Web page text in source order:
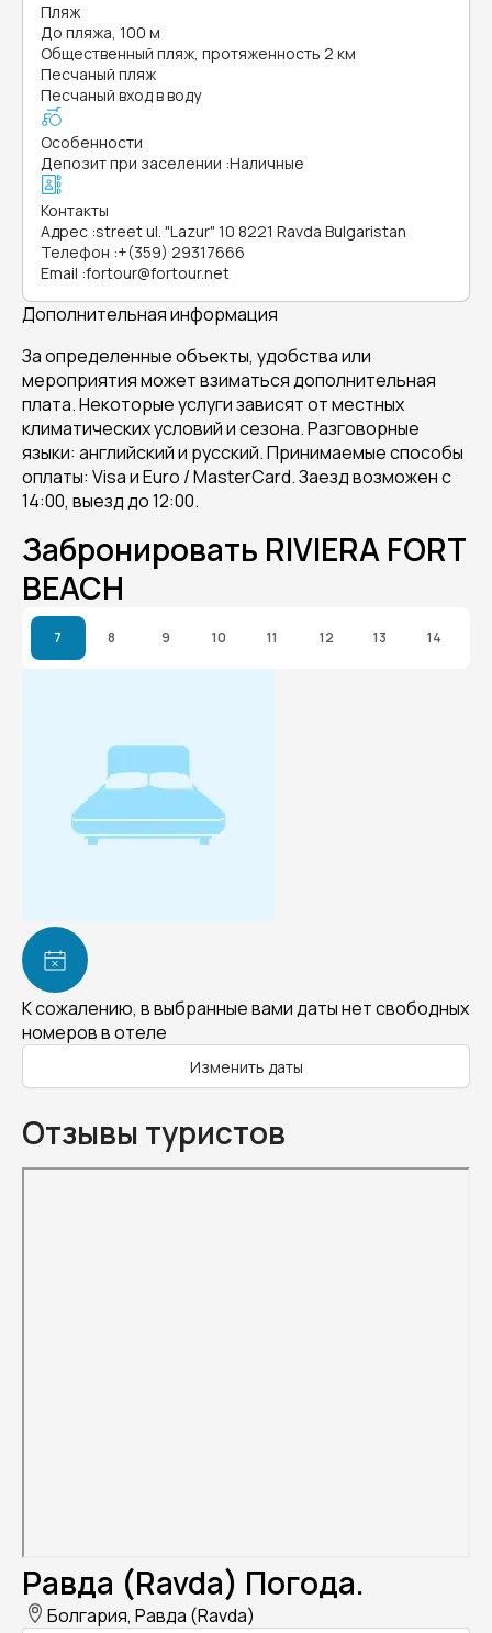
Пляж
До пляжа, 100 м
Общественный пляж, протяженность 2 км
Песчаный пляж
Песчаный вход в воду
Особенности
Депозит при заселении :Наличные
Контакты
Адрес :street ul. "Lazur" 10 8221 Ravda Bulgaristan
Телефон :+(359) 29317666
Email :fortour@fortour.net
Дополнительная информация
За определенные объекты, удобства или
мероприятия может взиматься дополнительная
плата. Некоторые услуги зависят от местных
климатических условий и сезона. Разговорные
языки: английский и русский. Принимаемые способы
оплаты: Visa и Euro / MasterCard. Заезд возможен с
14:00, выезд до 12:00.
Забронировать RIVIERA FORT
BEACH
7 8 9 10 11 12 13 14
К сожалению, в выбранные вами даты нет свободных
номеров в отеле
Изменить даты
Отзывы туристов
Равда (Ravda) Погода.
Болгария, Равда (Ravda)